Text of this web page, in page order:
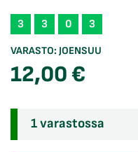
3 3 0 3
VARASTO: JOENSUU
12,00€
1 varastossa